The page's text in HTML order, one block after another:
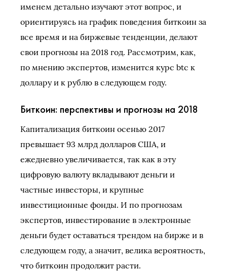
именем детально изучают этот вопрос, и
ориентируясь на график поведения биткоин за
все время и на биржевые тенденции, делают
свои прогнозы на 2018 год. Рассмотрим, как,
по мнению экспертов, изменится курс btc к
доллару и к рублю в следующем году.
Биткоин: перспективы и прогнозы на 2018
Капитализация биткоин осенью 2017
превышает 93 млрд долларов США, и
ежедневно увеличивается, так как в эту
цифровую валюту вкладывают деньги и
частные инвесторы, и крупные
инвестиционные фонды. И по прогнозам
экспертов, инвестирование в электронные
деньги будет оставаться трендом на бирже и в
следующем году, а значит, велика вероятность,
что биткоин продолжит расти.